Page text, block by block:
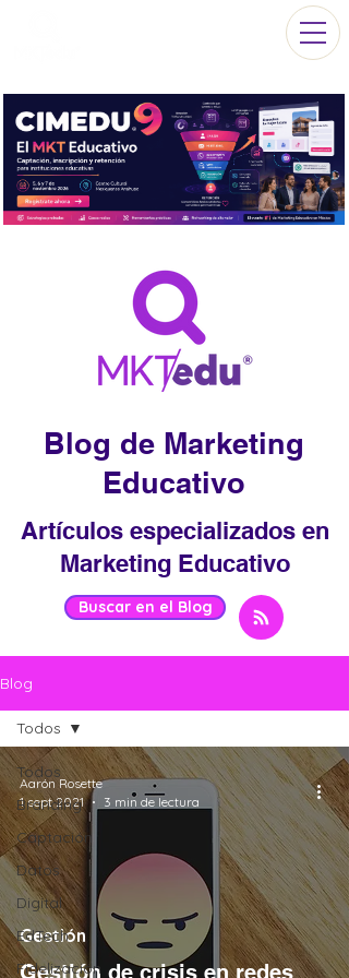
Blog de Marketing
Educativo
Artículos especializados en
Marketing Educativo
Buscar en el Blog
Blog
Todos
Branding
Captación
Datos
Digital
EdTech
Fidelización
Todos
Gestión de crisis en redes
Gestión
Aarón Rosette
1 sept 2021
3 min de lectura